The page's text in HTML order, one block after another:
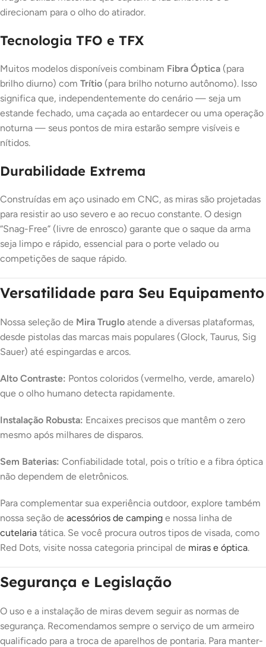
direcionam para o olho do atirador.
Tecnologia TFO e TFX
Muitos modelos disponíveis combinam Fibra Óptica (para
brilho diurno) com Trítio (para brilho noturno autônomo). Isso
significa que, independentemente do cenário — seja um
estande fechado, uma caçada ao entardecer ou uma operação
noturna — seus pontos de mira estarão sempre visíveis e
nítidos.
Durabilidade Extrema
Construídas em aço usinado em CNC, as miras são projetadas
para resistir ao uso severo e ao recuo constante. O design
“Snag-Free” (livre de enrosco) garante que o saque da arma
seja limpo e rápido, essencial para o porte velado ou
competições de saque rápido.
Versatilidade para Seu Equipamento
Nossa seleção de Mira Truglo atende a diversas plataformas,
desde pistolas das marcas mais populares (Glock, Taurus, Sig
Sauer) até espingardas e arcos.
Alto Contraste: Pontos coloridos (vermelho, verde, amarelo)
que o olho humano detecta rapidamente.
Instalação Robusta: Encaixes precisos que mantêm o zero
mesmo após milhares de disparos.
Sem Baterias: Confiabilidade total, pois o trítio e a fibra óptica
não dependem de eletrônicos.
Para complementar sua experiência outdoor, explore também
nossa seção de acessórios de camping e nossa linha de
cutelaria tática. Se você procura outros tipos de visada, como
Red Dots, visite nossa categoria principal de miras e óptica.
Segurança e Legislação
O uso e a instalação de miras devem seguir as normas de
segurança. Recomendamos sempre o serviço de um armeiro
qualificado para a troca de aparelhos de pontaria. Para manter-